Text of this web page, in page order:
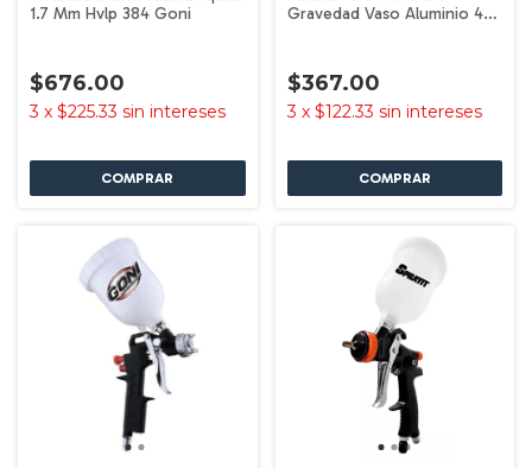
1.7 Mm Hvlp 384 Goni
$676.00
3 x $225.33 sin intereses
Gravedad Vaso Aluminio 400
$367.00
3 x $122.33 sin intereses